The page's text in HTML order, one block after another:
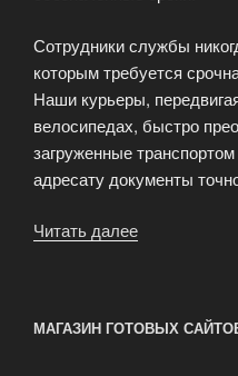
Сотрудники службы
которым требуется
Наши курьеры,
велосипедах, быстро
загруженные
адресату документы
Читать далее
МАГАЗИН ГОТОВЫХ